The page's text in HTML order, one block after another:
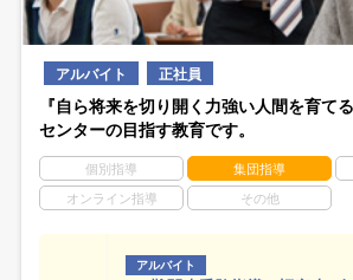
アルバイト 正社員
『自ら将来を切り開く力強い人間を育て
センターの目指す教育です。
個別指導 集団指導
オンライン指導 その他
アルバイト